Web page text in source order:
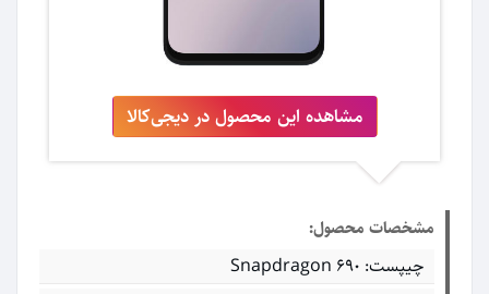
مشاهده این محصول در دیجی‌کالا
مشخصات محصول:
چیپست: Snapdragon 690